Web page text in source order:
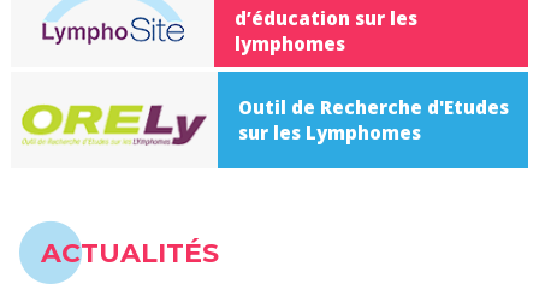
d’éducation sur les
lymphomes
Outil de Recherche d'Etudes
sur les Lymphomes
ACTUALITÉS